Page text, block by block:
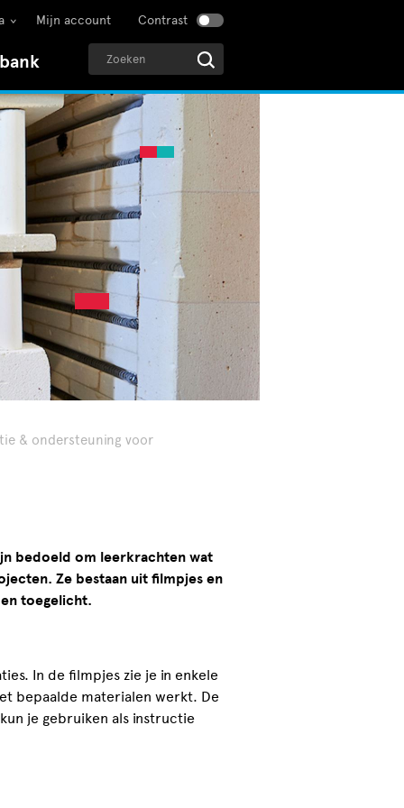
Mijn account Contrast
& ondersteuning voor
bedoeld om leerkrachten wat
Ze bestaan uit filmpjes en
toegelicht.
In de filmpjes zie je in enkele
bepaalde materialen werkt. De
je gebruiken als instructie